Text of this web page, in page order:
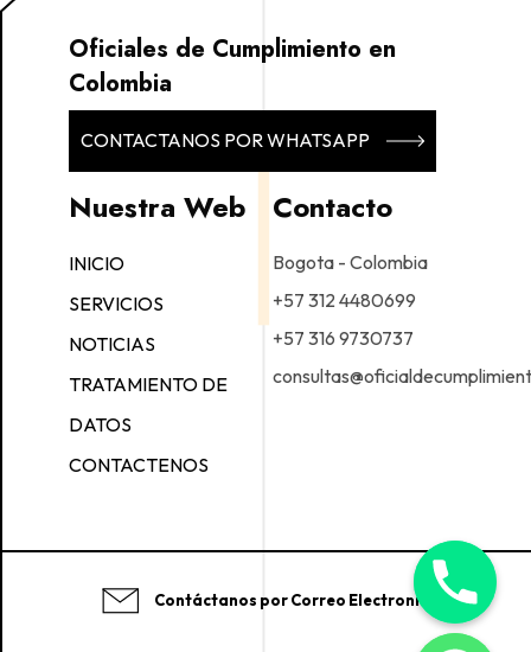
Oficiales de Cumplimiento en
Colombia
CONTACTANOS POR WHATSAPP
Nuestra Web
INICIO
SERVICIOS
NOTICIAS
TRATAMIENTO DE
DATOS
CONTACTENOS
Contacto
Bogota - Colombia
+57 312 4480699
+57 316 9730737
Contáctanos por Correo Electronico